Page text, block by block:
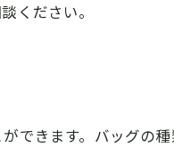
ください。
できます。バッグの